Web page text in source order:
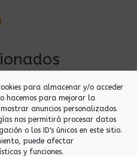
para almacenar y/o acceder
hacemos para mejorar la
anuncios personalizados.
nos permitirá procesar datos
o los ID's únicos en este sitio.
puede afectar
y funciones.